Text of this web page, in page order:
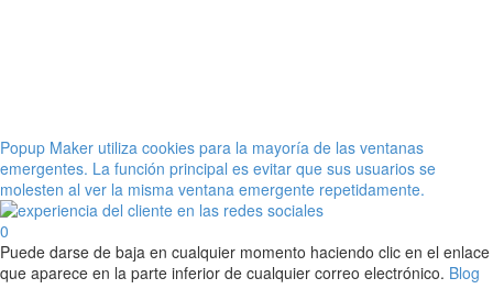
Popup Maker utiliza cookies para la mayoría de las ventanas
emergentes. La función principal es evitar que sus usuarios se
molesten al ver la misma ventana emergente repetidamente.
0
Puede darse de baja en cualquier momento haciendo clic en el enlace
que aparece en la parte inferior de cualquier correo electrónico. Blog